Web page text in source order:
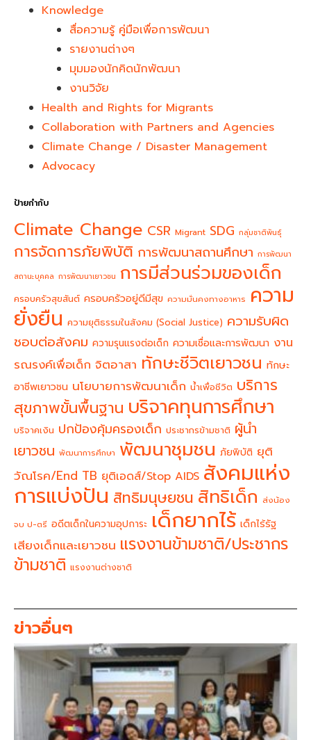
Knowledge
สื่อความรู้ คู่มือเพื่อการพัฒนา
รายงานต่างๆ
มุมมองนักคิดนักพัฒนา
งานวิจัย
Health and Rights for Migrants
Collaboration with Partners and Agencies
Climate Change / Disaster Management
Advocacy
ป้ายกำกับ
Climate Change CSR Migrant SDG กลุ่มชาติพันธุ์
การจัดการภัยพิบัติ การพัฒนาสถานศึกษา การพัฒนา
สถานะบุคคล การพัฒนาเยาวชน การมีส่วนร่วมของเด็ก
ครอบครัวสุขสันต์ ครอบครัวอยู่ดีมีสุข ความมั่นคงทางอาหาร ความ
ยั่งยืน ความยุติธรรมในสังคม (Social Justice) ความรับผิด
ชอบต่อสังคม ความรุนแรงต่อเด็ก ความเชื่อและการพัฒนา งาน
รณรงค์เพื่อเด็ก จิตอาสา ทักษะชีวิตเยาวชน ทักษะ
อาชีพเยาวชน นโยบายการพัฒนาเด็ก น้ำเพื่อชีวิต บริการ
สุขภาพขั้นพื้นฐาน บริจาคทุนการศึกษา
บริจาคเงิน ปกป้องคุ้มครองเด็ก ประชากรข้ามชาติ ผู้นำ
เยาวชน พัฒนาการศึกษา พัฒนาชุมชน ภัยพิบัติ ยุติ
วัณโรค/End TB ยุติเอดส์/Stop AIDS สังคมแห่ง
การแบ่งปัน สิทธิมนุษยชน สิทธิเด็ก ส่งน้อง
จบ ป-ตรี อดีตเด็กในความอุปการะ เด็กยากไร้ เด็กไร้รัฐ
เสียงเด็กและเยาวชน แรงงานข้ามชาติ/ประชากร
ข้ามชาติ แรงงานต่างชาติ
ข่าวอื่นๆ